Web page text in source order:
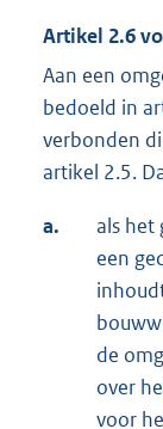
Artikel 2.6
Aan een
bedoeld in
verbonden
artikel 2.5.
a.
als het
een
de
over
voor